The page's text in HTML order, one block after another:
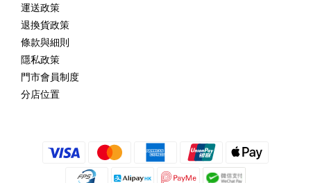
運送政策
退換貨政策
條款與細則
隱私政策
門市會員制度
分店位置